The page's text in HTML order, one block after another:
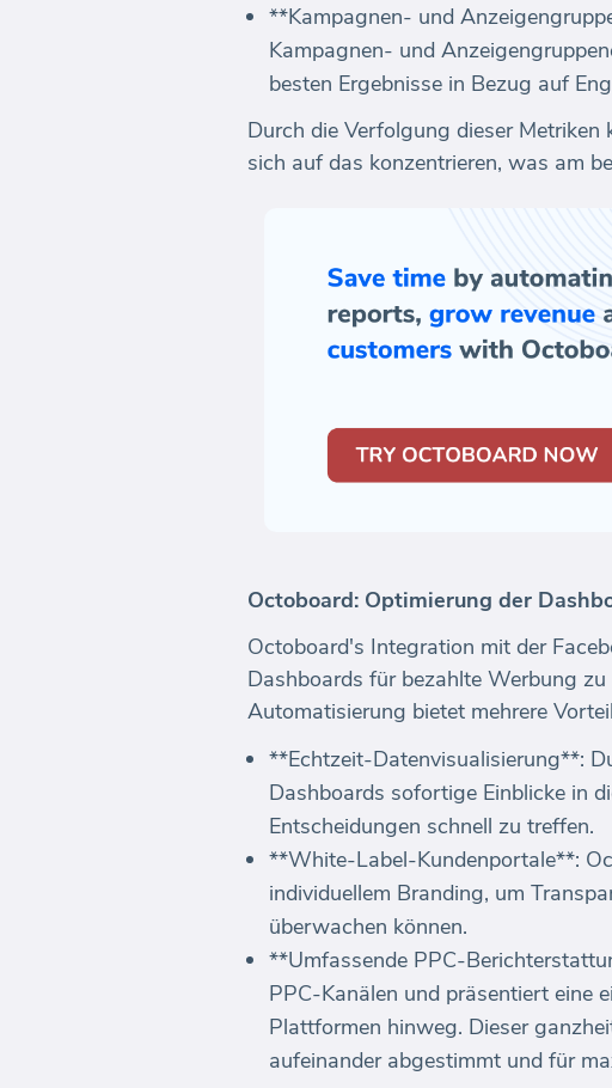
**Kampagnen- und
Kampagnen- und
besten Ergebnisse in Bezug auf
Durch die Verfolgung dieser
sich auf das konzentrieren, was am
Octoboard: Optimierung der
Octoboard's Integration mit der
Dashboards für bezahlte Werbung
Automatisierung bietet mehrere
**Echtzeit-Datenvisualisierung**:
Dashboards sofortige Einblicke in
Entscheidungen schnell zu treffen.
**White-Label-Kundenportale**:
individuellem Branding, um
überwachen können.
**Umfassende PPC-
PPC-Kanälen und präsentiert eine
Plattformen hinweg. Dieser
aufeinander abgestimmt und für